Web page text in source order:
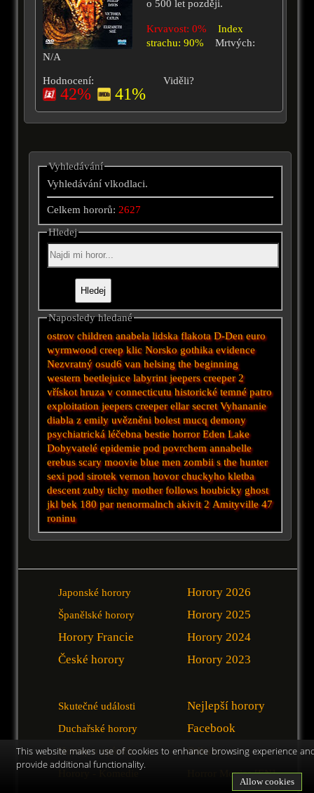
o 500 let později.
Krvavost: 0%
Index
strachu: 90%
Mrtvých:
N/A
Hodnocení:
42% 41%
Viděli?
Vyhledávání
Vyhledávání vlkodlaci.
Celkem hororů:2627
Hledej
Naposledy hledané
ostrov children anabela lidska flakota D-Den euro
wyrmwood creep klic Norsko gothika evidence
Nezvratný osud6 van helsing the beginning
western beetlejuice labyrint jeepers creeper 2
vřískot hruza v connecticutu historické temné patro
exploitation jeepers creeper ellar secret Vyhananie
diabla z emilyuvězněni bolest mucq demony
psychiatrická léčebna bestie horror Eden Lake
Dobyvatelé epidemie pod povrchemannabelle
erebus scary moovie blue men zombii s the hunter
sexi podsirotek vernon hovor chuckyho kletba
descent zuby tichy mother follows houbicky ghost
jkl bek 180 par nenormalnch akivit 2Amityville 47
roninu
Japonské horory
Španělské horory
Horory Francie
České horory
Horory 2026
Horory 2025
Horory 2024
Horory 2023
Skutečné události
Duchařské horory
Horory o upírech
Nejlepší horory
Facebook
Odkazy
Horror Movies [EN]
This website makes use of cookies to enhance browsing experience
provide additional functionality.
Allow cookies